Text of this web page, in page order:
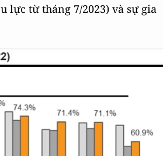
lực từ tháng 7/2023) và sự gia